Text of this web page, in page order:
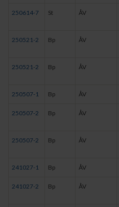
250614-7 St ÅV
250521-2 Bp ÅV
250521-2 Bp ÅV
250507-1 Bp ÅV
250507-2 Bp ÅV
250507-2 Bp ÅV
241027-1 Bp ÅV
241027-2 Bp ÅV